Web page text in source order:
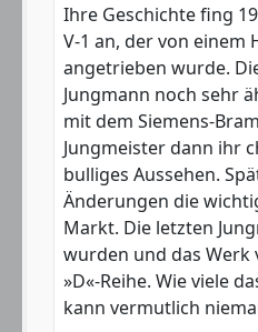
Ihre Geschichte fing
V-1 an, der von einem
angetrieben wurde.
Jungmann noch sehr
mit dem Siemens-
Jungmeister dann ihr
bulliges Aussehen.
Änderungen die
Markt. Die letzten
wurden und das Werk
»D«-Reihe. Wie viele
kann vermutlich